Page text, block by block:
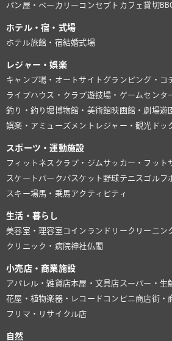
パン屋・ベーカリー コンセプトカフェ貸切
ホテル・宿・式場
ホテル旅館・宿結婚式場
レジャー・娯楽
キャンプ場・オートサイト グランピング・コ
ライブハウス・クラブ遊技場・ゲームセンタ
釣り・釣り堀博物館・美術館映画館・劇場遊
娯楽・アミューズメント レジャー・観光 ドッ
スポーツ・運動施設
フィットネスクラブ・ジム サッカー・フット
スケートパーク バスケット 野球テニス ゴルフ
スキー場馬・乗馬アクティビティ
生活・暮らし
美容室・理容室 コインランドリー クリーニン
クリニック・病院神社仏閣
小売店・商業施設
アパレル・雑貨店本屋・文具店 スーパー・生
花屋・植物楽器・レコード コンビニ商店街・
フリマ・リサイクル店
自然